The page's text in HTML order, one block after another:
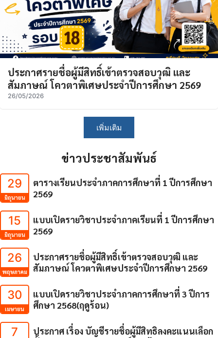
ประกาศรายชื่อผู้มีสิทธิ์เข้าตรวจสอบวุฒิ และ
สัมภาษณ์ โควตาพิเศษประจำปีการศึกษา 2569
26/05/2026
เพิ่มเติม
ข่าวประชาสัมพันธ์
29
มิถุนายน
ตารางเรียนประจำภาคการศึกษาที่ 1 ปีการศึกษา
2569
15
มิถุนายน
แบบเปิดรายวิชาประจำภาคเรียนที่ 1 ปีการศึกษา
2569
26
พฤษภาคม
ประกาศรายชื่อผู้มีสิทธิ์เข้าตรวจสอบวุฒิ และ
สัมภาษณ์ โควตาพิเศษประจำปีการศึกษา 2569
30
เมษายน
แบบเปิดรายวิชาประจำภาคการศึกษาที่ 3 ปีการ
ศึกษา 2568(ฤดูร้อน)
7
ประกาศ เรื่อง บัญชีรายชื่อผู้มีสิทธิลงคะแนนเลือก